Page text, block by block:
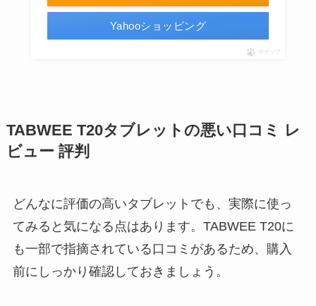
Yahooショッピング
ポチップ
TABWEE T20タブレットの悪い口コミ レ
ビュー 評判
どんなに評価の高いタブレットでも、実際に使っ
てみると気になる点はあります。TABWEE T20に
も一部で指摘されている口コミがあるため、購入
前にしっかり確認しておきましょう。